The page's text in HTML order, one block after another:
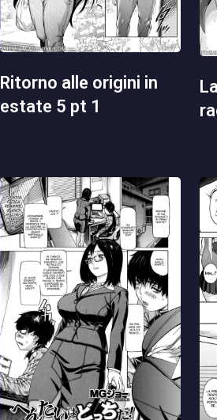
ritorno alle origini in
estate 5 pt 1
la rivincita delle